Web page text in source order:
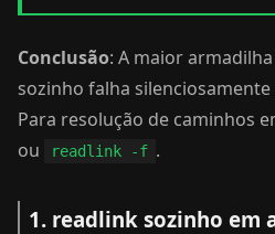
Conclusão: A maior
sozinho falha
Para resolução de caminhos
ou readlink -f .
1. readlink sozinho em